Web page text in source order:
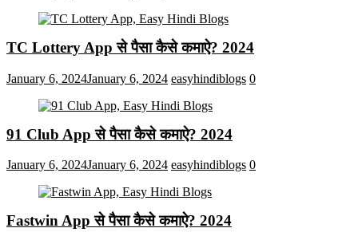
TC Lottery App से पैसा कैसे कमाऐ? 2024
January 6, 2024January 6, 2024 easyhindiblogs 0
91 Club App से पैसा कैसे कमाऐ? 2024
January 6, 2024January 6, 2024 easyhindiblogs 0
Fastwin App से पैसा कैसे कमाऐ? 2024